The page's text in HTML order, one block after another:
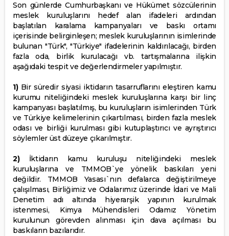
Son günlerde Cumhurbaşkanı ve Hükümet sözcülerinin
meslek kuruluşlarını hedef alan ifadeleri ardından
başlatılan karalama kampanyaları ve baskı ortamı
içerisinde belirginleşen; meslek kuruluşlarının isimlerinde
bulunan "Türk", "Türkiye" ifadelerinin kaldırılacağı, birden
fazla oda, birlik kurulacağı vb. tartışmalarına ilişkin
aşağıdaki tespit ve değerlendirmeler yapılmıştır.
1) Bir süredir siyasi iktidarın tasarruflarını eleştiren kamu
kurumu niteliğindeki meslek kuruluşlarına karşı bir linç
kampanyası başlatılmış, bu kuruluşların isimlerinden Türk
ve Türkiye kelimelerinin çıkartılması, birden fazla meslek
odası ve birliği kurulması gibi kutuplaştırıcı ve ayrıştırıcı
söylemler üst düzeye çıkarılmıştır.
2)İktidarın kamu kuruluşu niteliğindeki meslek
kuruluşlarına ve TMMOB`ye yönelik baskıları yeni
değildir. TMMOB Yasası`nın defalarca değiştirilmeye
çalışılması, Birliğimiz ve Odalarımız üzerinde İdari ve Mali
Denetim adı altında hiyerarşik yapının kurulmak
istenmesi, Kimya Mühendisleri Odamız Yönetim
kurulunun görevden alınması için dava açılması bu
baskıların bazılarıdır.